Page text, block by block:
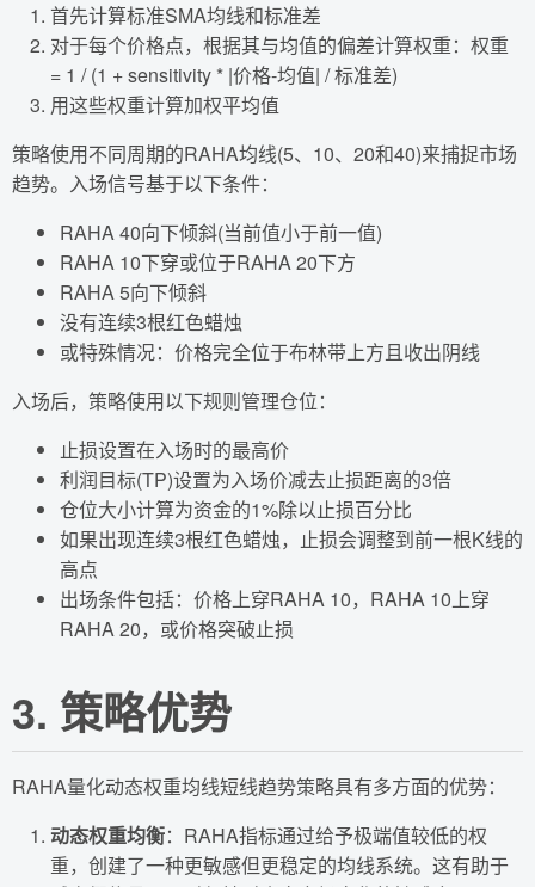
首先计算标准SMA均线和标准差
对于每个价格点，根据其与均值的偏差计算权重：权重
= 1 / (1 + sensitivity * |价格-均值| / 标准差)
用这些权重计算加权平均值
策略使用不同周期的RAHA均线(5、10、20和40)来捕捉市场
趋势。入场信号基于以下条件：
RAHA 40向下倾斜(当前值小于前一值)
RAHA 10下穿或位于RAHA 20下方
RAHA 5向下倾斜
没有连续3根红色蜡烛
或特殊情况：价格完全位于布林带上方且收出阴线
入场后，策略使用以下规则管理仓位：
止损设置在入场时的最高价
利润目标(TP)设置为入场价减去止损距离的3倍
仓位大小计算为资金的1%除以止损百分比
如果出现连续3根红色蜡烛，止损会调整到前一根K线的
高点
出场条件包括：价格上穿RAHA 10，RAHA 10上穿
RAHA 20，或价格突破止损
3. 策略优势
RAHA量化动态权重均线短线趋势策略具有多方面的优势：
动态权重均衡：RAHA指标通过给予极端值较低的权
重，创建了一种更敏感但更稳定的均线系统。这有助于